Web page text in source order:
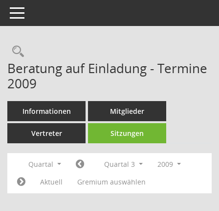
Toggle navigation
Rechercheauswahl
Beratung auf Einladung - Termine
2009
Informationen Mitglieder
Vertreter Sitzungen
Quartal Quartal 3
2009
Aktuell
Gremium auswählen